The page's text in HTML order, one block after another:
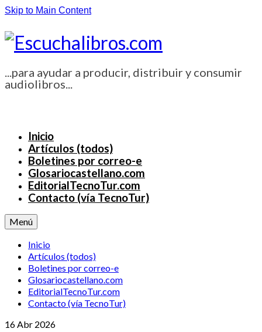
Skip to Main Content
...para ayudar a producir, distribuir y consumir
audiolibros...
Inicio
Artículos (todos)
Boletines por correo-e
Glosariocastellano.com
EditorialTecnoTur.com
Contacto (vía TecnoTur)
Menú
Inicio
Artículos (todos)
Boletines por correo-e
Glosariocastellano.com
EditorialTecnoTur.com
Contacto (vía TecnoTur)
16Abr 2026